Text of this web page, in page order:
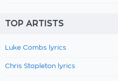
TOP ARTISTS
Luke Combs lyrics
Chris Stapleton lyrics